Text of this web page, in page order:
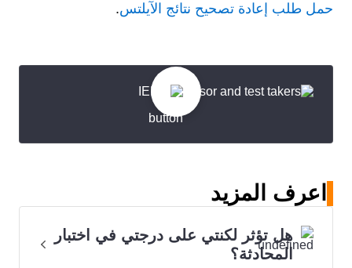
حمل طلب إعادة تصحيح نتائج الآيلتس.
اعرف المزيد
هل تؤثر لكنتي على درجتي في اختبار
المحادثة؟